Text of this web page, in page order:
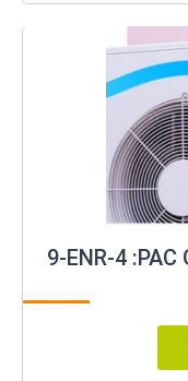
9-ENR-4